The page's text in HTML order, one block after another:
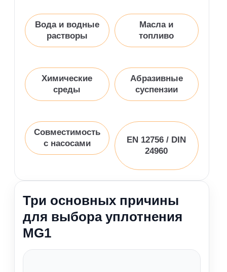
Вода и водные
растворы
Масла и
топливо
Химические
среды
Абразивные
суспензии
Совместимость
с насосами
EN 12756 / DIN
24960
Три основных причины
для выбора уплотнения
MG1